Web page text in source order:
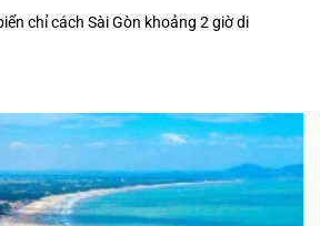
chỉ cách Sài Gòn khoảng 2 giờ di